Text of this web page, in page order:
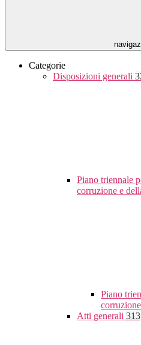
Categorie
Disposizioni generali
Piano triennale
corruzione e
Piano
Atti generali 313